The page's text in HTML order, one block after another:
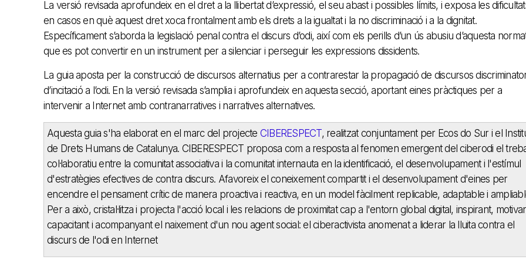
La versió revisada aprofundeix en el dret a la llibertat d’expressió, el seu abast i possibles límits, i exposa les
en casos en què aquest dret xoca frontalment amb els drets a la igualtat i la no discriminació i a la dignitat.
Específicament s’aborda la legislació penal contra el discurs d’odi, així com els perills d’un ús abusiu d’aquesta
que es pot convertir en un instrument per a silenciar i perseguir les expressions dissidents.
La guia aposta per la construcció de discursos alternatius per a contrarestar la propagació de discursos
d’incitació a l’odi. En la versió revisada s’amplia i aprofundeix en aquesta secció, aportant eines pràctiques per a
intervenir a Internet amb contranarratives i narratives alternatives.
Aquesta guia s'ha elaborat en el marc del projecte CIBERESPECT, realitzat conjuntament per Ecos do Sur i el
de Drets Humans de Catalunya. CIBERESPECT proposa com a resposta al fenomen emergent del ciberodi el
col·laboratiu entre la comunitat associativa i la comunitat internauta en la identificació, el desenvolupament i l'estímul
d'estratègies efectives de contra discurs. Afavoreix el coneixement compartit i el desenvolupament d'eines per
encendre el pensament crític de manera proactiva i reactiva, en un model fàcilment replicable, adaptable i
Per a això, cristal·litza i projecta l'acció local i les relacions de proximitat cap a l'entorn global digital, inspirant,
capacitant i acompanyant el naixement d'un nou agent social: el ciberactivista anomenat a liderar la lluita contra el
discurs de l'odi en Internet